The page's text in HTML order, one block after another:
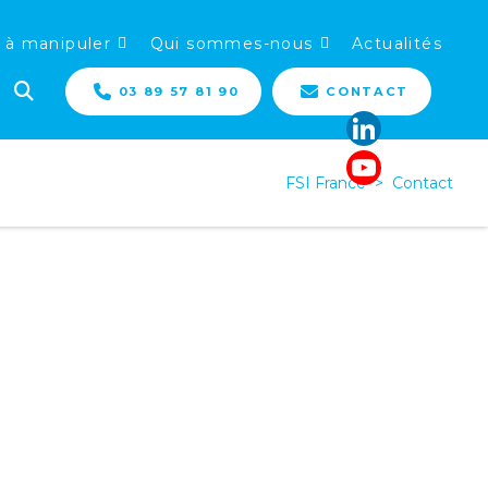
à manipuler Qui sommes-nous Actualités
03 89 57 81 90 CONTACT
FSI France > Contact